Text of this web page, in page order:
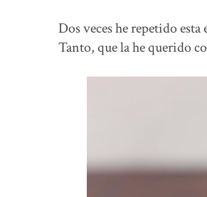
Dos veces he repetido
Tanto, que la he querido